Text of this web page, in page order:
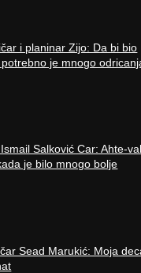
i planinar Zijo: Da bi bio
je mnogo
Salković Car: Ahte-
je bilo mnogo bolje
Sead Marukić: Moja